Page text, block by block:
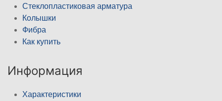
Стеклопластиковая арматура
Колышки
Фибра
Как купить
Информация
Характеристики